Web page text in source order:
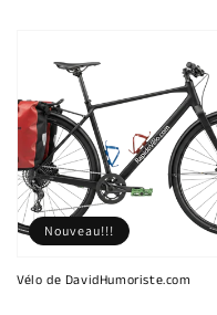
Vélo de DavidHumoriste.com
Nouveau!!!